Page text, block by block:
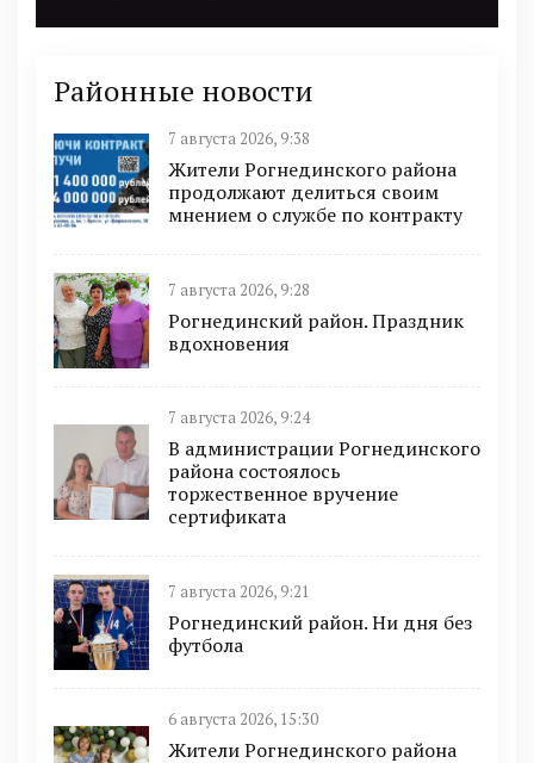
Районные новости
7 августа 2026, 9:38
Жители Рогнединского района
продолжают делиться своим
мнением о службе по контракту
7 августа 2026, 9:28
Рогнединский район. Праздник
вдохновения
7 августа 2026, 9:24
В администрации Рогнединского
района состоялось
торжественное вручение
сертификата
7 августа 2026, 9:21
Рогнединский район. Ни дня без
футбола
6 августа 2026, 15:30
Жители Рогнединского района